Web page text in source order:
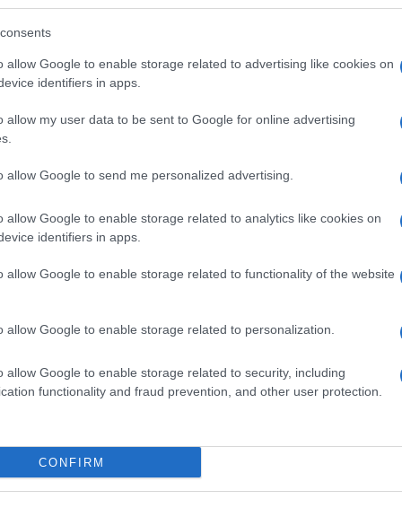
allow Google to enable storage related to advertising like cookies on
identifiers in apps.
allow my user data to be sent to Google for online advertising
allow Google to send me personalized advertising.
allow Google to enable storage related to analytics like cookies on
identifiers in apps.
allow Google to enable storage related to functionality of the website
allow Google to enable storage related to personalization.
allow Google to enable storage related to security, including
functionality and fraud prevention, and other user protection.
CONFIRM
παλεύουν σιωπηλά: «
για έναν πόνο που μπορεί να ξεπεραστεί».
στη γιορτή, υπενθυμίζοντας πως πίσω
και ιστορίες που ξεπερνούν το